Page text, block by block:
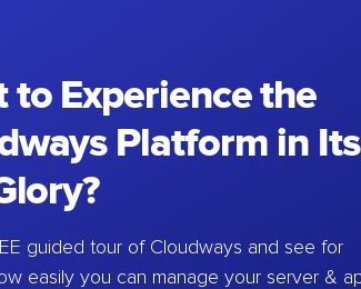
to Experience the
Platform in Its
guided tour of Cloudways and see for
easily you can manage your server &